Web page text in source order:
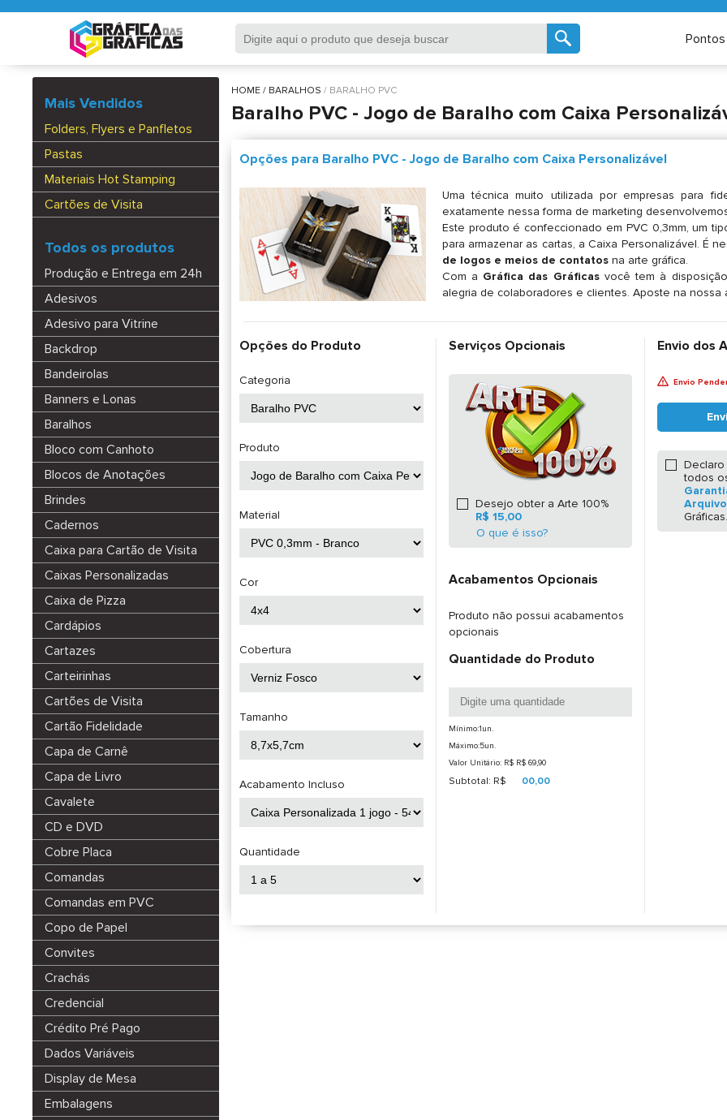
Mais Vendidos
Folders, Flyers e Panfletos
Pastas
Materiais Hot Stamping
Cartões de Visita
Todos os produtos
Produção e Entrega em 24h
Adesivos
Adesivo para Vitrine
Backdrop
Bandeirolas
Banners e Lonas
Baralhos
Bloco com Canhoto
Blocos de Anotações
Brindes
Cadernos
Caixa para Cartão de Visita
Caixas Personalizadas
Caixa de Pizza
Cardápios
Cartazes
Carteirinhas
Cartões de Visita
Cartão Fidelidade
Capa de Carnê
Capa de Livro
Cavalete
CD e DVD
Cobre Placa
Comandas
Comandas em PVC
Copo de Papel
Convites
Crachás
Credencial
Crédito Pré Pago
Dados Variáveis
Display de Mesa
Embalagens
HOME BARALHOS BARALHO PVC
Baralho PVC - Jogo de Baralho com Caixa
Opções para Baralho PVC - Jogo de Baralho com Caixa Personalizável
Uma técnica muito utilizada por empresas para
exatamente nessa forma de marketing
Este produto é confeccionado em PVC 0,3mm, um
para armazenar as cartas, a Caixa Personalizável. É
de logos e meios de contatosna arte gráfica.
Com a Gráfica das Gráficasvocê tem à
alegria de colaboradores e clientes. Aposte na nossa
Opções do Produto
Categoria
Produto
Material
Cor
Cobertura
Tamanho
Acabamento Incluso
Quantidade
Serviços Opcionais
Desejo obter a Arte 100%
R$ 15,00
O que é isso?
Acabamentos Opcionais
Produto não possui acabamentos
opcionais
Quantidade do Produto
Mínimo:1un.
Máximo:5un.
Valor Unitário: R$ R$ 69,90
Subtotal: R$ 00,00
Envio dos
Envio
todos
Gráficas.